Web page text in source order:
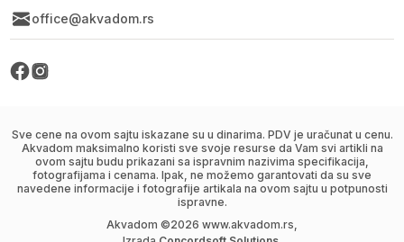
office@akvadom.rs
Sve cene na ovom sajtu iskazane su u dinarima. PDV je uračunat u cenu.
Akvadom maksimalno koristi sve svoje resurse da Vam svi artikli na
ovom sajtu budu prikazani sa ispravnim nazivima specifikacija,
fotografijama i cenama. Ipak, ne možemo garantovati da su sve
navedene informacije i fotografije artikala na ovom sajtu u potpunosti
ispravne.
Akvadom ©2026 www.akvadom.rs,